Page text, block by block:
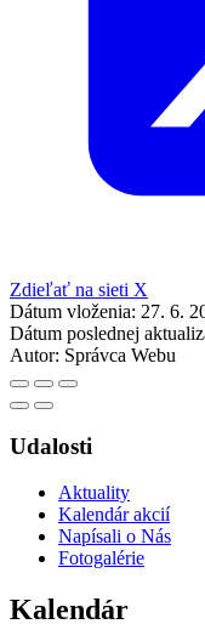
Zdieľať na sieti X
Dátum vloženia: 27. 6.
Dátum poslednej
Autor: Správca Webu
Udalosti
Aktuality
Kalendár akcií
Napísali o Nás
Fotogalérie
Kalendár